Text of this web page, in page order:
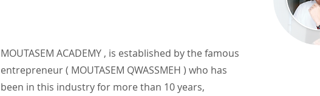
MOUTASEM ACADEMY , is established by the famous
entrepreneur ( MOUTASEM QWASSMEH ) who has
been in this industry for more than 10 years,